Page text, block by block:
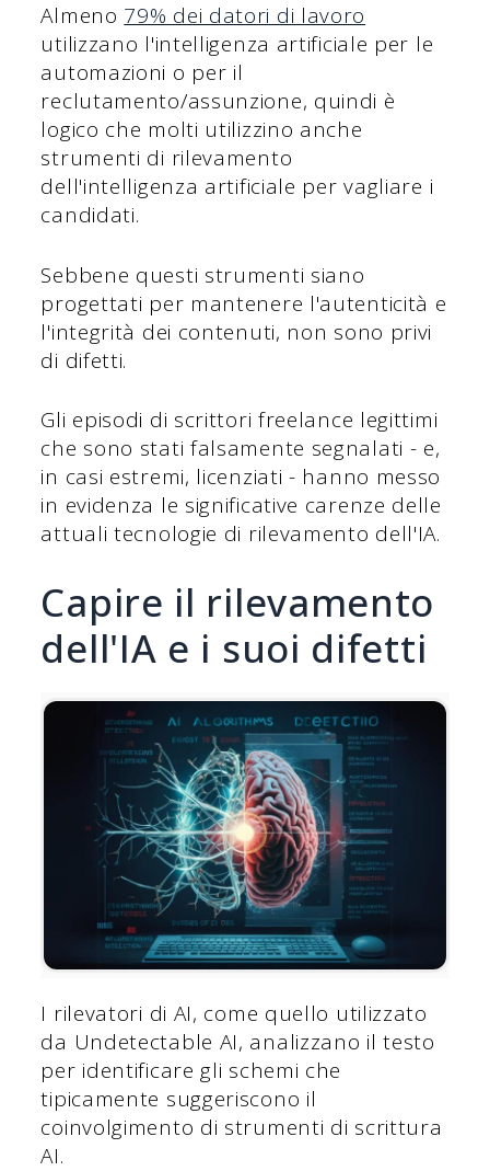
Almeno 79% dei datori di lavoro
utilizzano l'intelligenza artificiale per le
automazioni o per il
reclutamento/assunzione, quindi è
logico che molti utilizzino anche
strumenti di rilevamento
dell'intelligenza artificiale per vagliare i
candidati.
Sebbene questi strumenti siano
progettati per mantenere l'autenticità e
l'integrità dei contenuti, non sono privi
di difetti.
Gli episodi di scrittori freelance legittimi
che sono stati falsamente segnalati - e,
in casi estremi, licenziati - hanno messo
in evidenza le significative carenze delle
attuali tecnologie di rilevamento dell'IA.
Capire il rilevamento
dell'IA e i suoi difetti
I rilevatori di AI, come quello utilizzato
da Undetectable AI, analizzano il testo
per identificare gli schemi che
tipicamente suggeriscono il
coinvolgimento di strumenti di scrittura
AI.